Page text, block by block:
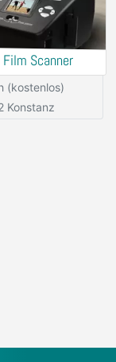
Scanner
(kostenlos)
Konstanz